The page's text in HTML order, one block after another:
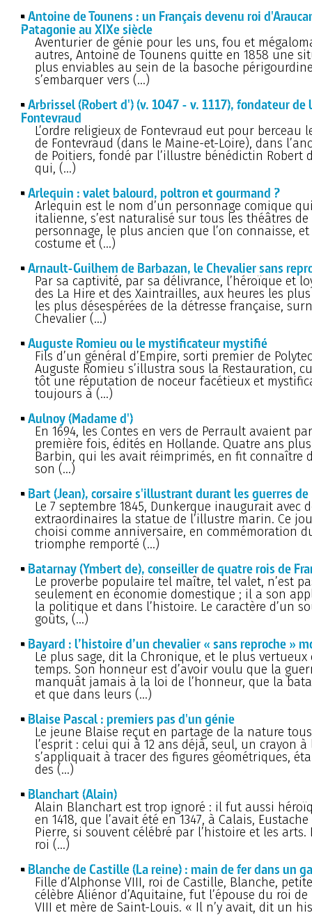
Antoine de Tounens : un Français devenu roi
Patagonie au XIXe siècle
Aventurier de génie pour les uns, fou et
autres, Antoine de Tounens quitte en 1858 une
plus enviables au sein de la basoche
s’embarquer vers (…)
Arbrissel (Robert d') (v. 1047 - v. 1117), fondateur de
Fontevraud
L’ordre religieux de Fontevraud eut pour berceau
de Fontevraud (dans le Maine-et-Loire), dans
de Poitiers, fondé par l’illustre bénédictin Robert
qui, (…)
Arlequin : valet balourd, poltron et gourmand ?
Arlequin est le nom d’un personnage comique
italienne, s’est naturalisé sur tous les théâtres de
personnage, le plus ancien que l’on connaisse,
costume et (…)
Arnault-Guilhem de Barbazan, le Chevalier sans
Par sa captivité, par sa délivrance, l’héroïque et
des La Hire et des Xaintrailles, aux heures les
les plus désespérées de la détresse française,
Chevalier (…)
Auguste Romieu ou le mystificateur mystifié
Fils d’un général d’Empire, sorti premier de
Auguste Romieu s’illustra sous la Restauration,
tôt une réputation de noceur facétieux et
toujours à (…)
Aulnoy (Madame d')
En 1694, les Contes en vers de Perrault avaient
première fois, édités en Hollande. Quatre ans
Barbin, qui les avait réimprimés, en fit connaître
son (…)
Bart (Jean), corsaire s'illustrant durant les guerres de
Le 7 septembre 1845, Dunkerque inaugurait avec
extraordinaires la statue de l’illustre marin. Ce
choisi comme anniversaire, en commémoration
triomphe remporté (…)
Batarnay (Ymbert de), conseiller de quatre rois de
Le proverbe populaire tel maître, tel valet, n’est
seulement en économie domestique ; il a son
la politique et dans l’histoire. Le caractère d’un
goûts, (…)
Bayard : l’histoire d’un chevalier « sans reproche »
Le plus sage, dit la Chronique, et le plus vertueux
temps. Son honneur est d’avoir voulu que la
manquât jamais à la loi de l’honneur, que la
et que dans leurs (…)
Blaise Pascal : premiers pas d'un génie
Le jeune Blaise reçut en partage de la nature
l’esprit : celui qui à 12 ans déjà, seul, un crayon
s’appliquait à tracer des figures géométriques,
des (…)
Blanchart (Alain)
Alain Blanchart est trop ignoré : il fut aussi
en 1418, que l’avait été en 1347, à Calais,
Pierre, si souvent célébré par l’histoire et les arts.
roi (…)
Blanche de Castille (La reine) : main de fer dans un
Fille d’Alphonse VIII, roi de Castille, Blanche,
célèbre Aliénor d’Aquitaine, fut l’épouse du roi de
VIII et mère de Saint-Louis. « Il n’y avait, dit un